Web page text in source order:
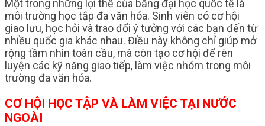
Một trong những lợi thế của bằng đại học quốc tế là
môi trường học tập đa văn hóa. Sinh viên có cơ hội
giao lưu, học hỏi và trao đổi ý tưởng với các bạn đến từ
nhiều quốc gia khác nhau. Điều này không chỉ giúp mở
rộng tầm nhìn toàn cầu, mà còn tạo cơ hội để rèn
luyện các kỹ năng giao tiếp, làm việc nhóm trong môi
trường đa văn hóa.
CƠ HỘI HỌC TẬP VÀ LÀM VIỆC TẠI NƯỚC
NGOÀI